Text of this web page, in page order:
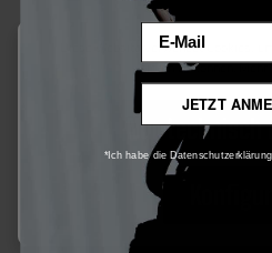
Lindnerhof Micro Rig Set
Diese Website verwendet Cookies,
bieten zu können.Mehr
Nur technisch
JETZT
*Ich habe die